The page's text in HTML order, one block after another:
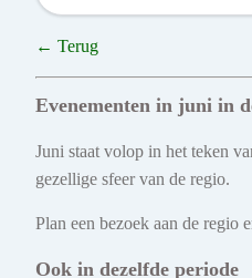
← Terug
Evenementen in juni in
Juni staat volop in het teken
gezellige sfeer van de regio.
Plan een bezoek aan de regio
Ook in dezelfde periode